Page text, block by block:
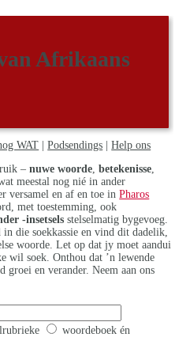
Afrikaans
WAT |Podsendings |Help ons
–nuwe woorde ,betekenisse
meestal nog nié in ander
versamel en af en toe inPharos
met toestemming, ook
-insetsels stelselmatig bygevoeg.
die soekkassie en vind dit dadelik,
woorde. Let op dat jy moet aandui
wil soek. Onthou dat ’n lewende
groei en verander. Neem aan ons
woordeboek én